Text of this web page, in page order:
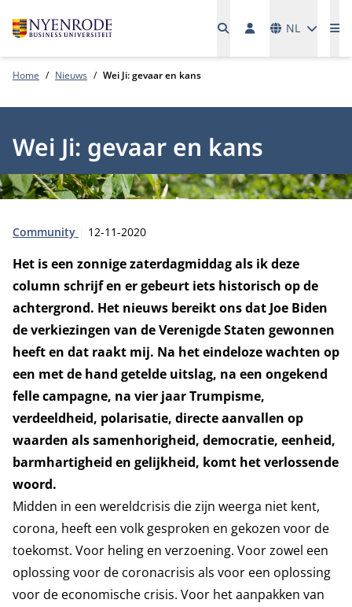
NL
Home Nieuws Wei Ji: gevaar en kans
Wei Ji: gevaar en kans
Type:
Community Publicatiedatum:
12-11-2020
Het is een zonnige zaterdagmiddag als ik deze
column schrijf en er gebeurt iets historisch op de
achtergrond. Het nieuws bereikt ons dat Joe Biden
de verkiezingen van de Verenigde Staten gewonnen
heeft en dat raakt mij. Na het eindeloze wachten op
een met de hand getelde uitslag, na een ongekend
felle campagne, na vier jaar Trumpisme,
verdeeldheid, polarisatie, directe aanvallen op
waarden als samenhorigheid, democratie, eenheid,
barmhartigheid en gelijkheid, komt het verlossende
woord.
Midden in een wereldcrisis die zijn weerga niet kent,
corona, heeft een volk gesproken en gekozen voor de
toekomst. Voor heling en verzoening. Voor zowel een
oplossing voor de coronacrisis als voor een oplossing
voor de economische crisis. Voor het aanpakken van